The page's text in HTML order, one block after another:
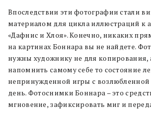
Впоследствии эти фотографии стали
материалом для цикла иллюстраций к
«Дафнис и Хлоя». Конечно, никаких
на картинах Боннара вы не найдете.
нужны художнику не для копирования,
напомнить самому себе то состояние
непринужденной игры с возлюбленной
день. Фотоснимки Боннара – это
мгновение, зафиксировать миг и